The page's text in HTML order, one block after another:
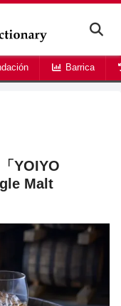
Barrica
YOIYO
Malt